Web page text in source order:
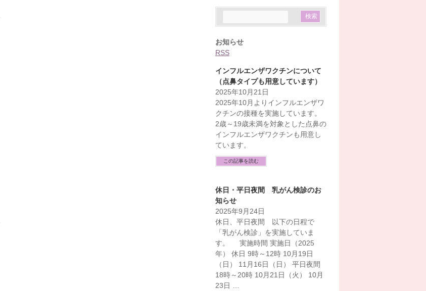
お知らせ
RSS
インフルエンザワクチンについて
（点鼻タイプも用意しています）
2025年10月21日
2025年10月よりインフルエンザワ
クチンの接種を実施しています。
2歳～19歳未満を対象とした点鼻の
インフルエンザワクチンも用意し
ています。
この記事を読む
休日・平日夜間 乳がん検診のお
知らせ
2025年9月24日
休日、平日夜間 以下の日程で
「乳がん検診」を実施していま
す。 実施時間 実施日（2025
年） 休日 9時～12時 10月19日
（日） 11月16日（日） 平日夜間
18時～20時 10月21日（火） 10月
23日 …